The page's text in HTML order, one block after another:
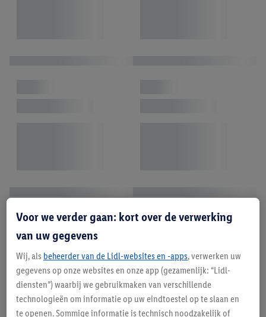
Voor we verder gaan: kort over de verwerking
van uw gegevens
Wij, als beheerder van de Lidl-websites en -apps, verwerken uw
gegevens op onze websites en onze app (gezamenlijk: “Lidl-
diensten”) waarbij we gebruikmaken van verschillende
technologieën om informatie op uw eindtoestel op te slaan en
te openen. Sommige informatie is technisch noodzakelijk of